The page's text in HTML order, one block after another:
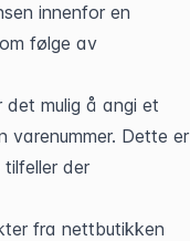
innenfor en
følge av
det mulig å angi et
varenummer. Dette er
der
fra nettbutikken